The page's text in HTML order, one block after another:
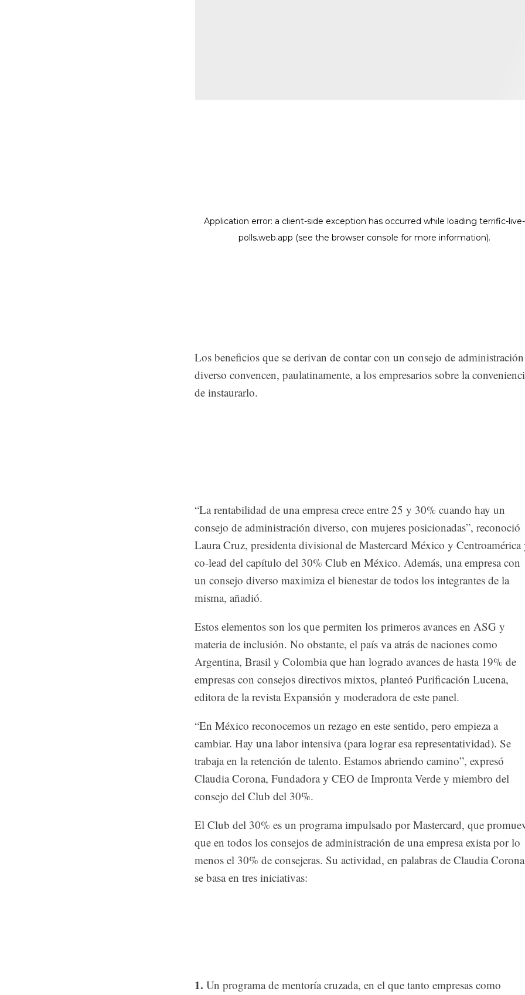
Los beneficios que se derivan de contar con un consejo de administración
diverso convencen, paulatinamente, a los empresarios sobre la
de instaurarlo.
“La rentabilidad de una empresa crece entre 25 y 30% cuando hay un
consejo de administración diverso, con mujeres posicionadas”, reconoció
Laura Cruz, presidenta divisional de Mastercard México y Centroamérica
co-lead del capítulo del 30% Club en México. Además, una empresa con
un consejo diverso maximiza el bienestar de todos los integrantes de la
misma, añadió.
Estos elementos son los que permiten los primeros avances en ASG y
materia de inclusión. No obstante, el país va atrás de naciones como
Argentina, Brasil y Colombia que han logrado avances de hasta 19% de
empresas con consejos directivos mixtos, planteó Purificación Lucena,
editora de la revista Expansión y moderadora de este panel.
“En México reconocemos un rezago en este sentido, pero empieza a
cambiar. Hay una labor intensiva (para lograr esa representatividad). Se
trabaja en la retención de talento. Estamos abriendo camino”, expresó
Claudia Corona, Fundadora y CEO de Impronta Verde y miembro del
consejo del Club del 30%.
El Club del 30% es un programa impulsado por Mastercard, que
que en todos los consejos de administración de una empresa exista por lo
menos el 30% de consejeras. Su actividad, en palabras de Claudia
se basa en tres iniciativas:
1. Un programa de mentoría cruzada, en el que tanto empresas como